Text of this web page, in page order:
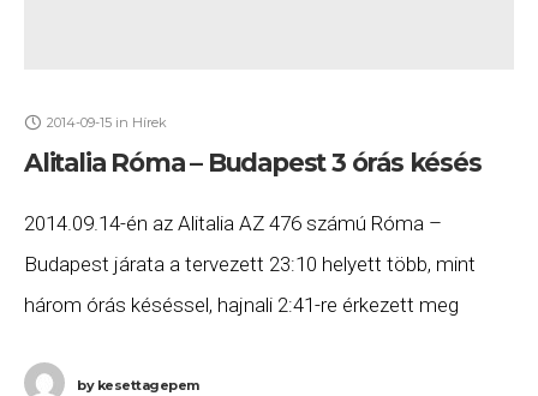
2014-09-15 in Hírek
Alitalia Róma – Budapest 3 órás késés
2014.09.14-én az Alitalia AZ 476 számú Róma –
Budapest járata a tervezett 23:10 helyett több, mint
három órás késéssel, hajnali 2:41-re érkezett meg
bykesettagepem